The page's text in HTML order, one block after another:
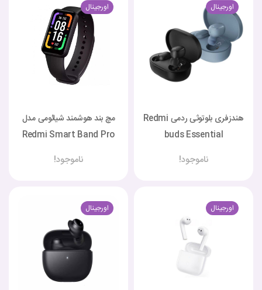
اورجینال
هندزفری بلوتوثی ردمی Redmi
buds Essential
ناموجود!
اورجینال
مچ بند هوشمند شیائومی مدل
Redmi Smart Band Pro
ناموجود!
اورجینال اورجینال